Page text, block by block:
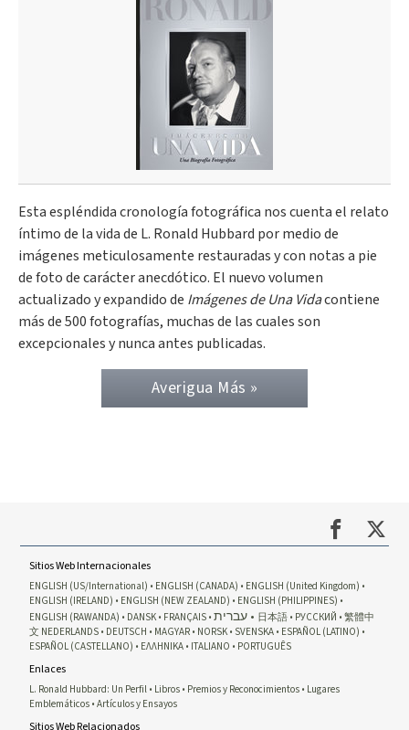
Esta espléndida cronología fotográfica nos cuenta el relato
íntimo de la vida de L. Ronald Hubbard por medio de
imágenes meticulosamente restauradas y con notas a pie
de foto de carácter anecdótico. El nuevo volumen
actualizado y expandido de Imágenes de Una Vidacontiene
más de 500 fotografías, muchas de las cuales son
excepcionales y nunca antes publicadas.
Averigua Más »
Sitios Web Internacionales
ENGLISH (US/International) ENGLISH (CANADA)
ENGLISH (United Kingdom)
ENGLISH (IRELAND)
ENGLISH (NEW ZEALAND)
ENGLISH (PHILIPPINES)
ENGLISH (RAWANDA)
DANSK FRANÇAIS עברית 日本語 РУССКИЙ
繁體中
文 NEDERLANDS DEUTSCH MAGYAR NORSK SVENSKA ESPAÑOL (LATINO)
ESPAÑOL (CASTELLANO)
ΕΛΛΗΝΙΚA ITALIANO PORTUGUÊS
Enlaces
L. Ronald Hubbard: Un Perfil Libros Premios y Reconocimientos Lugares
Emblemáticos Artículos y Ensayos
Sitios Web Relacionados